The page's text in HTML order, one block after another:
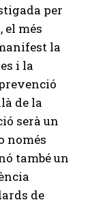
per
més
la
i la
de la
serà un
només
també un
de